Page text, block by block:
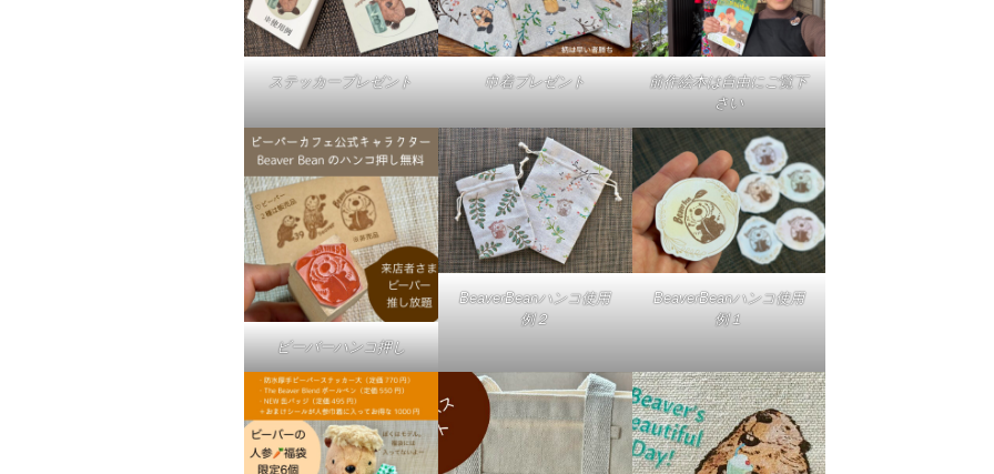
ステッカープレゼント 巾着プレゼント
前作絵本は自由にご覧下
さい
ビーバーハンコ押し
BeaverBeanハンコ使用
例２
BeaverBeanハンコ使用
例１